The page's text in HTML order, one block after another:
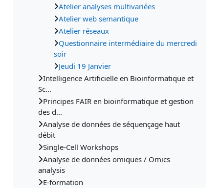
Atelier analyses multivariées
Atelier web semantique
Atelier réseaux
Questionnaire intermédiaire du mercredi
soir
Jeudi 19 Janvier
Intelligence Artificielle en Bioinformatique et
Sc...
Principes FAIR en bioinformatique et gestion
des d...
Analyse de données de séquençage haut
débit
Single-Cell Workshops
Analyse de données omiques / Omics
analysis
E-formation